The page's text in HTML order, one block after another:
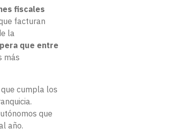
fiscales
facturan
la
que entre
más
cumpla los
que
año.